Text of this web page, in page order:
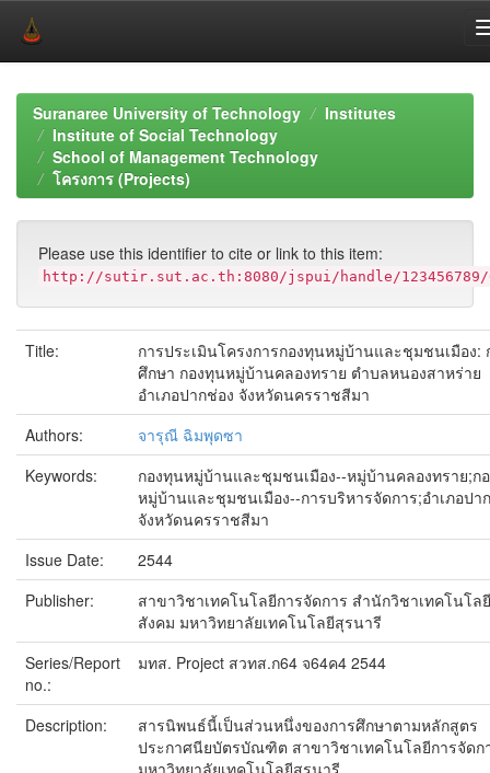
navigationSuranaree University of Technology
Institutes
Institute of Social Technology
School of Management Technology
โครงการ (Projects)
Please use this identifier to cite or link to this item:
http://sutir.sut.ac.th:8080/jspui/handle/123456789/
Title:
การประเมินโครงการกองทุนหมู่บ้านและชุมชนเมือง:
ศึกษา กองทุนหมู่บ้านคลองทราย ตำบลหนองสาหร่าย
อำเภอปากช่อง จังหวัดนครราชสีมา
Authors:
จารุณี ฉิมพุดซา
Keywords:
กองทุนหมู่บ้านและชุมชนเมือง--หมู่บ้านคลองทราย;ก
หมู่บ้านและชุมชนเมือง--การบริหารจัดการ;อำเภอปา
จังหวัดนครราชสีมา
Issue Date:
2544
Publisher:
สาขาวิชาเทคโนโลยีการจัดการ สำนักวิชาเทคโนโลยี
สังคม มหาวิทยาลัยเทคโนโลยีสุรนารี
Series/Report
no.:
มทส. Project สวทส.ก64 จ64ค4 2544
Description:
สารนิพนธ์นี้เป็นส่วนหนึ่งของการศึกษาตามหลักสูตร
ประกาศนียบัตรบัณฑิต สาขาวิชาเทคโนโลยีการจัดก
มหาวิทยาลัยเทคโนโลยีสุรนารี